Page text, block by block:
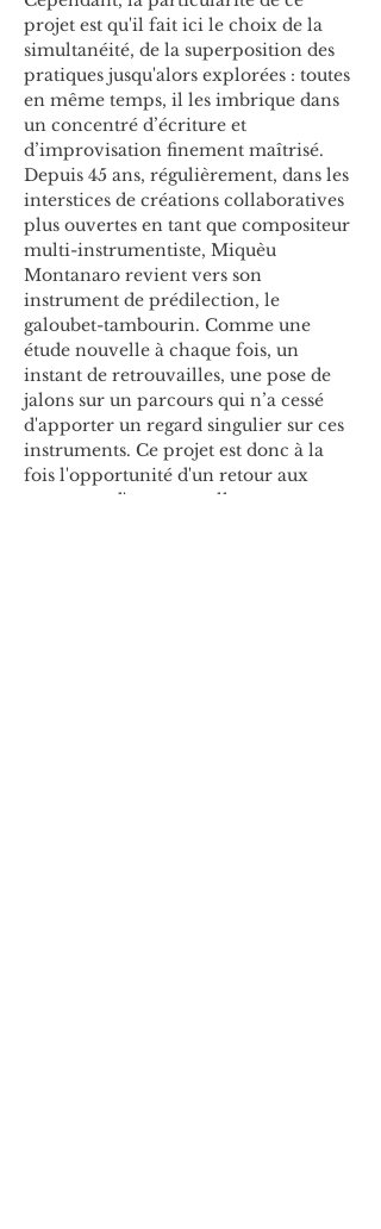
projet est qu'il fait ici le choix de la
simultanéité, de la superposition des
pratiques jusqu'alors explorées : toutes
en même temps, il les imbrique dans
un concentré d’écriture et
d’improvisation finement maîtrisé.
Depuis 45 ans, régulièrement, dans les
interstices de créations collaboratives
plus ouvertes en tant que compositeur
multi-instrumentiste, Miquèu
Montanaro revient vers son
instrument de prédilection, le
galoubet-tambourin. Comme une
étude nouvelle à chaque fois, un
instant de retrouvailles, une pose de
jalons sur un parcours qui n’a cessé
d'apporter un regard singulier sur ces
instruments. Ce projet est donc à la
fois l'opportunité d'un retour aux
sources et d'une nouvelle